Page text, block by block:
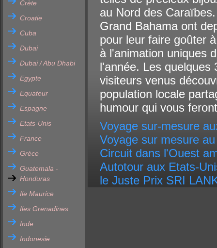
Crète
Croatie
Cuba
Dubai
Dubai / Abu Dhabi
Egypte
Equateur
Espagne
Etats-Unis
France
Grèce
Guatemala -
Honduras
Ile Maurice
Iles Grenadines
Inde
Indonesie
au Nord des
Grand Bahama ont
pour leur faire goûter
à l'animation uniques
l'année. Les quelques
visiteurs venus
population locale
humour qui vous
Voyage sur-mesure
Voyage sur mesure
Circuit dans l'Ouest
Autotour aux Etats-
le Juste Prix SRI